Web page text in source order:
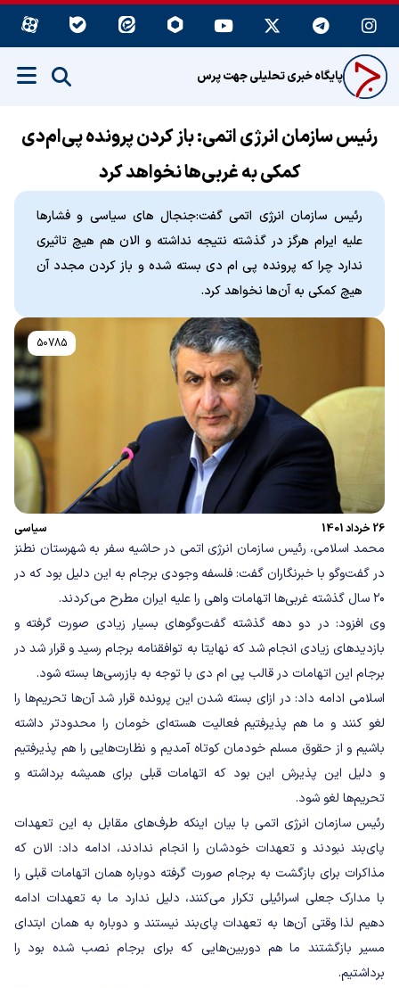
پایگاه خبری تحلیلی جهت پرس
رئیس سازمان انرژی اتمی: باز کردن پرونده پی‌ام‌دی
کمکی به غربی‌ها نخواهد کرد
رئیس سازمان انرژی اتمی گفت:جنجال های سیاسی و فشارها
علیه ایرام هرگز در گذشته نتیجه نداشته و الان هم هیچ تاثیری
ندارد چرا که پرونده پی ام دی بسته شده و باز کردن مجدد آن
هیچ کمکی به آن‌ها نخواهد کرد.
50785
26 خرداد 1401 سیاسی
محمد اسلامی، رئیس سازمان انرژی اتمی در حاشیه سفر به شهرستان نطنز
در گفت‌وگو با خبرنگاران گفت: فلسفه وجودی برجام به این دلیل بود که در
۲۰ سال گذشته غربی‌ها اتهامات واهی را علیه ایران مطرح می‌کردند.
وی افزود: در دو دهه گذشته گفت‌وگوهای بسیار زیادی صورت گرفته و
بازدیدهای زیادی انجام شد که نهایتا به توافقنامه برجام رسید و قرار شد در
برجام این اتهامات در قالب پی ام دی با توجه به بازرسی‌ها بسته شود.
اسلامی ادامه داد: در ازای بسته شدن این پرونده قرار شد آن‌ها تحریم‌ها را
لغو کنند و ما هم پذیرفتیم فعالیت هسته‌ای خومان را محدودتر داشته
باشیم و از حقوق مسلم خودمان کوتاه آمدیم و نظارت‌هایی را هم پذیرفتیم
و دلیل این پذیرش این بود که اتهامات قبلی برای همیشه برداشته و
تحریم‌ها لغو شود.
رئیس سازمان انرژی اتمی با بیان اینکه طرف‌های مقابل به این تعهدات
پای‌بند نبودند و تعهدات خودشان را انجام ندادند، ادامه داد: الان که
مذاکرات برای بازگشت به برجام صورت گرفته دوباره همان اتهامات قبلی را
با مدارک جعلی اسرائیلی تکرار می‌کنند، دلیل ندارد ما به تعهدات ادامه
دهیم لذا وقتی آن‌ها به تعهدات پای‌بند نیستند و دوباره به همان ابتدای
مسیر بازگشتند ما هم دوربین‌هایی که برای برجام نصب شده بود را
برداشتیم.